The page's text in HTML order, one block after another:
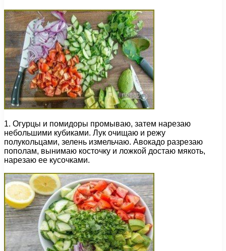
1. Огурцы и помидоры промываю, затем нарезаю
небольшими кубиками. Лук очищаю и режу
полукольцами, зелень измельчаю. Авокадо разрезаю
пополам, вынимаю косточку и ложкой достаю мякоть,
нарезаю ее кусочками.